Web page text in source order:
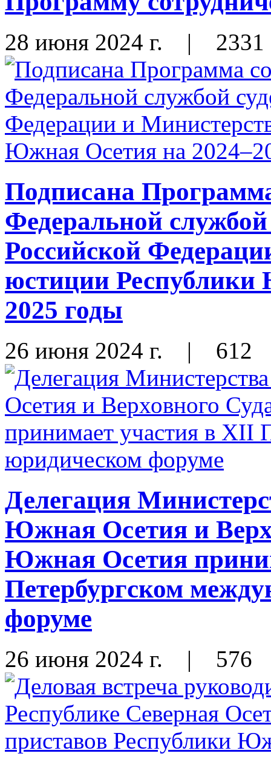
28 июня 2024 г. | 2331
Подписана
Федеральной
Российской
юстиции
2025 годы
26 июня 2024 г. | 612
Делегация
Южная Осетия и
Южная Осетия
Петербургском
форуме
26 июня 2024 г. | 576